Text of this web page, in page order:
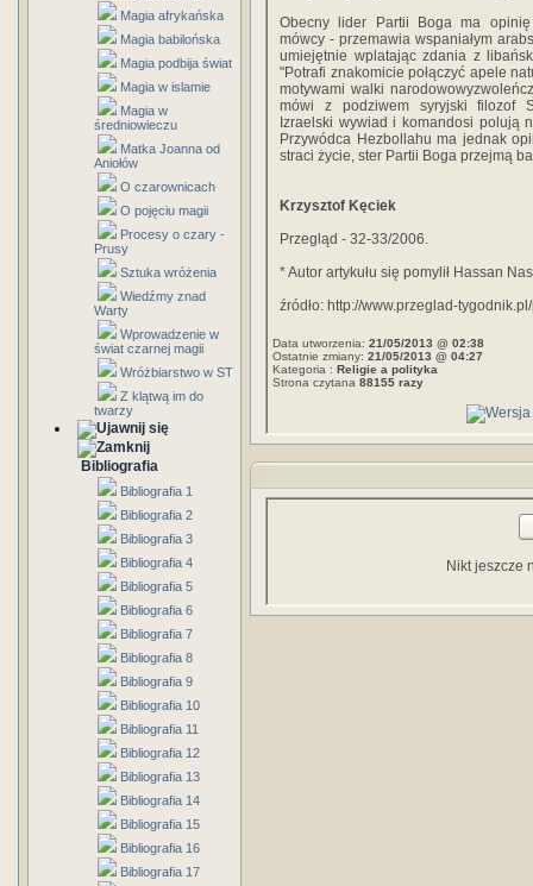
Magia afrykańska
Magia babilońska
Magia podbija świat
Magia w islamie
Magia w
średniowieczu
Matka Joanna od
Aniołów
O czarownicach
O pojęciu magii
Procesy o czary -
Prusy
Sztuka wróżenia
Wiedźmy znad
Warty
Wprowadzenie w
świat czarnej magii
Wróżbiarstwo w ST
Z klątwą im do
twarzy
Bibliografia
Bibliografia 1
Bibliografia 2
Bibliografia 3
Bibliografia 4
Bibliografia 5
Bibliografia 6
Bibliografia 7
Bibliografia 8
Bibliografia 9
Bibliografia 10
Bibliografia 11
Bibliografia 12
Bibliografia 13
Bibliografia 14
Bibliografia 15
Bibliografia 16
Bibliografia 17
Obecny lider Partii Boga ma opinię
mówcy - przemawia wspaniałym
umiejętnie wplatając zdania z
"Potrafi znakomicie połączyć apele
motywami walki
mówi z podziwem syryjski filozof
Izraelski wywiad i komandosi polują
Przywódca Hezbollahu ma jednak
straci życie, ster Partii Boga przejmą
Krzysztof Kęciek
Przegląd - 32-33/2006.
* Autor artykułu się pomylił Hassan
źródło: http://www.przeglad-
Data utworzenia: 21/05/2013 @ 02:38
Ostatnie zmiany: 21/05/2013 @ 04:27
Kategoria : Religie a polityka
Strona czytana 88155 razy
Nikt jeszcze